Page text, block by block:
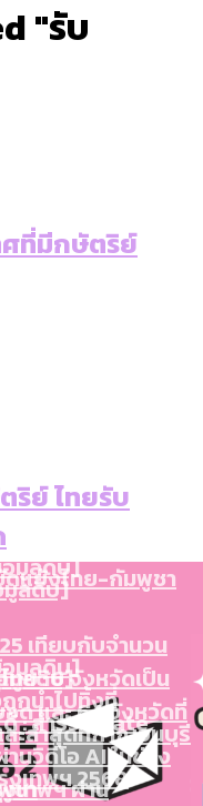
กทม. สำนักการ
ยง 5 เขตที่งบเพิ่ม
ไร
: แต่ละเขตมี
การบ้าน
เทพฯ ส่วนใหญ่มา
ตุจักรเกิดไฟฟ้า
แค่ไหน
มูลดิบ]
กนำไปทิ้งที่
ละล่าสุดที่กาญจนบุรี
น: กฎหมายการ
ถูกผลิตซ้ำผ่าน
ดแย้งไทย-กัมพูชา
: สำรวจ Hate
นวิดีโอ AI ในช่วง
ชา
มีอะไร ใช้งบแค่
เทียบกับจำนวน
มูลดิบ]
เทพฯ ผ่าน
มูลดิบ]
ย : 6 จังหวัดเป็น
ด และ 64 จังหวัดที่
มูลดิบ]
งเทพฯ 2568
"รับ
ที่มีกษัตริย์
ริย์ ไทยรับ